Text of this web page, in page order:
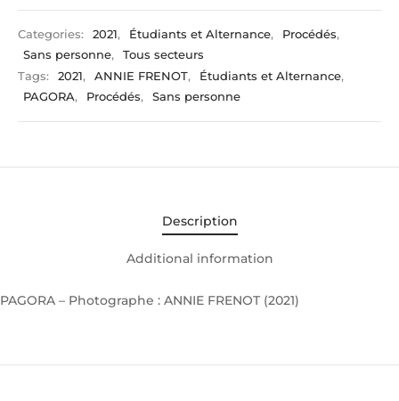
Categories: 2021, Étudiants et Alternance, Procédés,
Sans personne,
Tous secteurs
Tags:
2021, ANNIE FRENOT, Étudiants et Alternance,
PAGORA, Procédés, Sans personne
Description
Additional information
PAGORA – Photographe : ANNIE FRENOT (2021)